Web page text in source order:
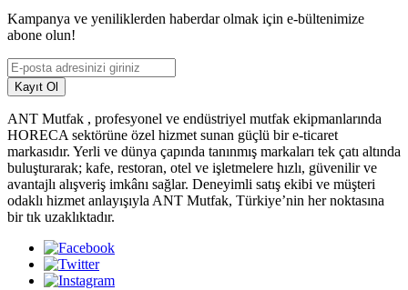
Kampanya ve yeniliklerden haberdar olmak için e-bültenimize
abone olun!
Kayıt Ol
ANT Mutfak , profesyonel ve endüstriyel mutfak ekipmanlarında
HORECA sektörüne özel hizmet sunan güçlü bir e-ticaret
markasıdır. Yerli ve dünya çapında tanınmış markaları tek çatı altında
buluşturarak; kafe, restoran, otel ve işletmelere hızlı, güvenilir ve
avantajlı alışveriş imkânı sağlar. Deneyimli satış ekibi ve müşteri
odaklı hizmet anlayışıyla ANT Mutfak, Türkiye’nin her noktasına
bir tık uzaklıktadır.